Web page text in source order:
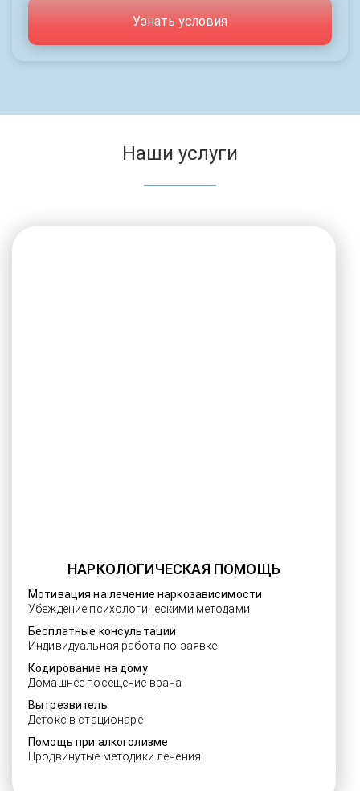
Узнать условия
Наши услуги
НАРКОЛОГИЧЕСКАЯ ПОМОЩЬ
Мотивация на лечение наркозависимости
Убеждение психологическими методами
Бесплатные консультации
Индивидуальная работа по заявке
Кодирование на дому
Домашнее посещение врача
Вытрезвитель
Детокс в стационаре
Помощь при алкоголизме
Продвинутые методики лечения